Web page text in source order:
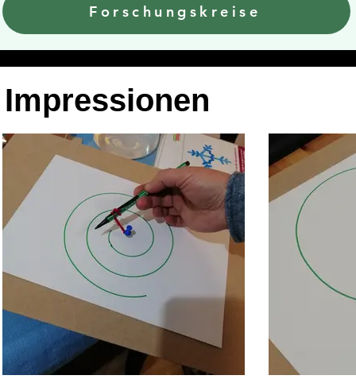
Forschungskreise
Impressionen